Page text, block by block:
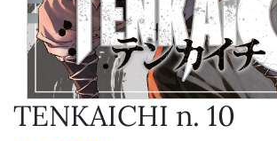
TENKAICHI n. 10